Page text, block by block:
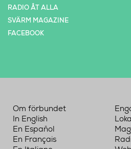
RADIO ÅT ALLA
SVÄRM MAGAZINE
FACEBOOK
Om förbundet
In English
En Español
En Français